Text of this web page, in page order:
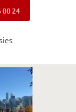
00 24